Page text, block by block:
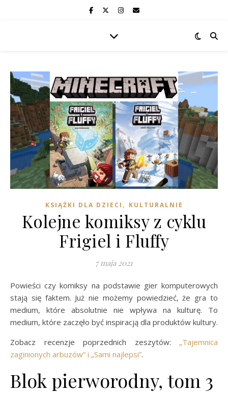
KSIĄŻKI DLA DZIECI , KULTURALNIE
Kolejne komiksy z cyklu
Frigiel i Fluffy
7 maja 2021
Powieści czy komiksy na podstawie gier komputerowych
stają się faktem. Już nie możemy powiedzieć, że gra to
medium, które absolutnie nie wpływa na kulturę. To
medium, które zaczęło być inspiracją dla produktów kultury.
Zobacz recenzje poprzednich zeszytów: „Tajemnica
zaginionych arbuzów” i „Sami najlepsi”.
Blok pierworodny, tom 3